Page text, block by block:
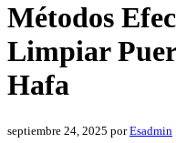
Métodos
Limpiar
Hafa
septiembre 24, 2025 porEsadmin